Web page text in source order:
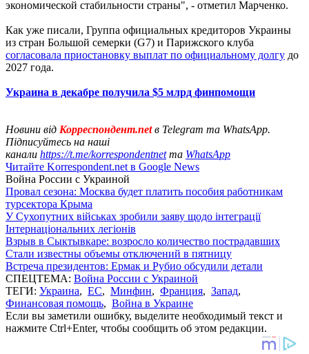
экономической стабильности страны", - отметил Марченко.
Как уже писали, Группа официальных кредиторов Украины
из стран Большой семерки (G7) и Парижского клуба
согласовала приостановку выплат по официальному долгу до
2027 года.
Украина в декабре получила $5 млрд финпомощи
Новини від Корреспондент.netв Telegram та WhatsApp.
Підписуйтесь на наші
канали https://t.me/korrespondentnetта WhatsApp
Читайте Korrespondent.net в Google News
Война России с Украиной
Провал сезона: Москва будет платить пособия работникам
турсектора Крыма
У Сухопутних військах зробили заяву щодо інтеграції
Інтернаціональних легіонів
Взрыв в Сыктывкаре: возросло количество пострадавших
Стали известны объемы отключений в пятницу
Встреча президентов: Ермак и Рубио обсудили детали
СПЕЦТЕМА: Война России с Украиной
ТЕГИ: Украина, ЕС, Минфин, Франция, Запад,
Финансовая помощь, Война в Украине
Если вы заметили ошибку, выделите необходимый текст и
нажмите Ctrl+Enter, чтобы сообщить об этом редакции.